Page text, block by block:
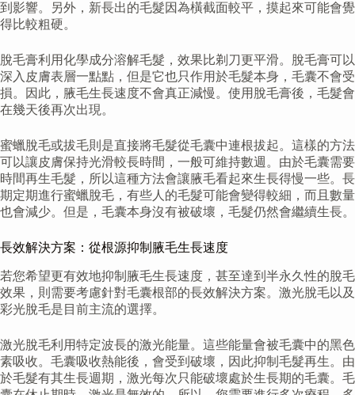
到影響。另外，新長出的毛髮因為橫截面較平，摸起來可能會覺
得比較粗硬。
脫毛膏利用化學成分溶解毛髮，效果比剃刀更平滑。脫毛膏可以
深入皮膚表層一點點，但是它也只作用於毛髮本身，毛囊不會受
損。因此，腋毛生長速度不會真正減慢。使用脫毛膏後，毛髮會
在幾天後再次出現。
蜜蠟脫毛或拔毛則是直接將毛髮從毛囊中連根拔起。這樣的方法
可以讓皮膚保持光滑較長時間，一般可維持數週。由於毛囊需要
時間再生毛髮，所以這種方法會讓腋毛看起來生長得慢一些。長
期定期進行蜜蠟脫毛，有些人的毛髮可能會變得較細，而且數量
也會減少。但是，毛囊本身沒有被破壞，毛髮仍然會繼續生長。
長效解決方案：從根源抑制腋毛生長速度
若您希望更有效地抑制腋毛生長速度，甚至達到半永久性的脫毛
效果，則需要考慮針對毛囊根部的長效解決方案。激光脫毛以及
彩光脫毛是目前主流的選擇。
激光脫毛利用特定波長的激光能量。這些能量會被毛囊中的黑色
素吸收。毛囊吸收熱能後，會受到破壞，因此抑制毛髮再生。由
於毛髮有其生長週期，激光每次只能破壞處於生長期的毛囊。毛